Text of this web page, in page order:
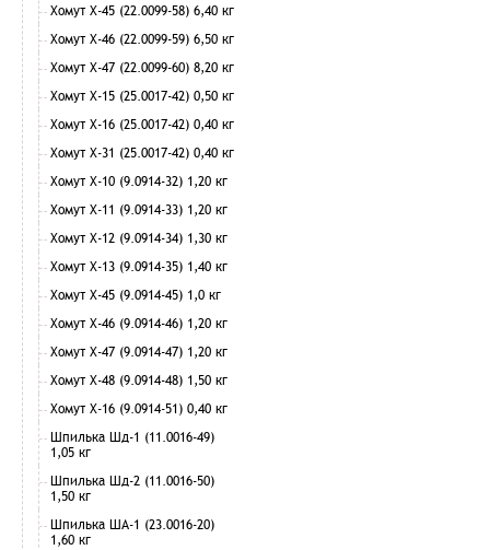
Хомут Х-45 (22.0099-58) 6,40 кг
Хомут Х-46 (22.0099-59) 6,50 кг
Хомут Х-47 (22.0099-60) 8,20 кг
Хомут Х-15 (25.0017-42) 0,50 кг
Хомут Х-16 (25.0017-42) 0,40 кг
Хомут Х-31 (25.0017-42) 0,40 кг
Хомут Х-10 (9.0914-32) 1,20 кг
Хомут Х-11 (9.0914-33) 1,20 кг
Хомут Х-12 (9.0914-34) 1,30 кг
Хомут Х-13 (9.0914-35) 1,40 кг
Хомут Х-45 (9.0914-45) 1,0 кг
Хомут Х-46 (9.0914-46) 1,20 кг
Хомут Х-47 (9.0914-47) 1,20 кг
Хомут Х-48 (9.0914-48) 1,50 кг
Хомут Х-16 (9.0914-51) 0,40 кг
Шпилька Шд-1 (11.0016-49)
1,05 кг
Шпилька Шд-2 (11.0016-50)
1,50 кг
Шпилька ША-1 (23.0016-20)
1,60 кг